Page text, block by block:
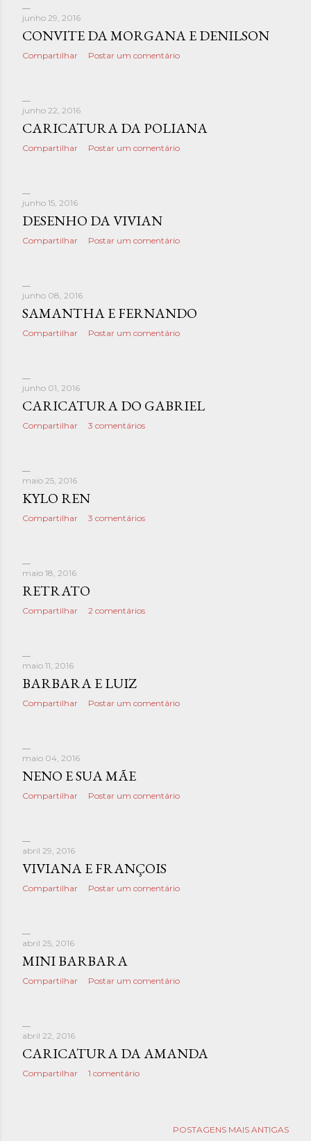
junho 29, 2016
CONVITE DA MORGANA E DENILSON
Compartilhar Postar um comentário
junho 22, 2016
CARICATURA DA POLIANA
Compartilhar Postar um comentário
junho 15, 2016
DESENHO DA VIVIAN
Compartilhar Postar um comentário
junho 08, 2016
SAMANTHA E FERNANDO
Compartilhar Postar um comentário
junho 01, 2016
CARICATURA DO GABRIEL
Compartilhar 3 comentários
maio 25, 2016
KYLO REN
Compartilhar 3 comentários
maio 18, 2016
RETRATO
Compartilhar 2 comentários
maio 11, 2016
BARBARA E LUIZ
Compartilhar Postar um comentário
maio 04, 2016
NENO E SUA MÃE
Compartilhar Postar um comentário
abril 29, 2016
VIVIANA E FRANÇOIS
Compartilhar Postar um comentário
abril 25, 2016
MINI BARBARA
Compartilhar Postar um comentário
abril 22, 2016
CARICATURA DA AMANDA
Compartilhar 1 comentário
POSTAGENS MAIS ANTIGAS